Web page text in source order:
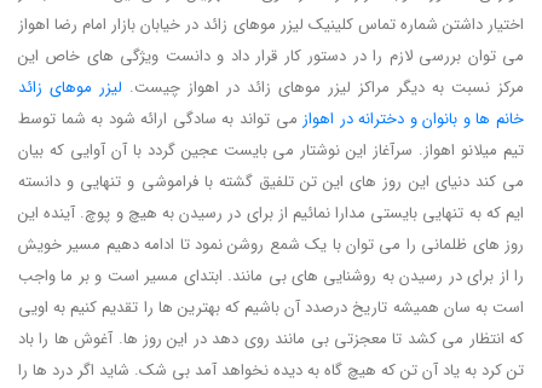
اختیار داشتن شماره تماس کلینیک لیزر موهای زائد در خیابان بازار امام رضا اهواز
می توان بررسی لازم را در دستور کار قرار داد و دانست ویژگی های خاص این
مرکز نسبت به دیگر مراکز لیزر موهای زائد در اهواز چیست. لیزر موهای زائد
خانم ها و بانوان و دخترانه در اهوازمی تواند به سادگی ارائه شود به شما توسط
تیم میلانو اهواز. سرآغاز این نوشتار می بایست عجین گردد با آن آوایی که بیان
می کند دنیای این روز های این تن تلفیق گشته با فراموشی و تنهایی و دانسته
ایم که به تنهایی بایستی مدارا نمائیم از برای در رسیدن به هیچ و پوچ. آینده این
روز های ظلمانی را می توان با یک شمع روشن نمود تا ادامه دهیم مسیر خویش
را از برای در رسیدن به روشنایی های بی مانند. ابتدای مسیر است و بر ما واجب
است به سان همیشه تاریخ درصدد آن باشیم که بهترین ها را تقدیم کنیم به اویی
که انتظار می کشد تا معجزتی بی مانند روی دهد در این روز ها. آغوش ها را باد
تن کرد به یاد آن تن که هیچ گاه به دیده نخواهد آمد بی شک. شاید اگر درد ها را